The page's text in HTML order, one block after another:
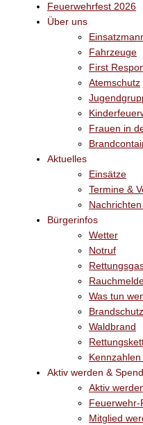
Feuerwehrfest 2026
Über uns
Fahrzeuge
First
Atemschutz
Frauen in
Aktuelles
Einsätze
Termine &
Bürgerinfos
Wetter
Notruf
Was tun
Waldbrand
Aktiv werden &
Aktiv
Feuerwehr-
Mitglied